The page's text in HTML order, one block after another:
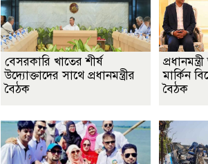
বেসরকারি খাতের শীর্ষ
উদ্যোক্তাদের সাথে প্রধানমন্ত্রীর
বৈঠক
মার্কিন
বৈঠক